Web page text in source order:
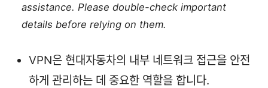
assistance. Please double-check important
details before relying on them.
VPN은 현대자동차의 내부 네트워크 접근을 안전
하게 관리하는 데 중요한 역할을 합니다.